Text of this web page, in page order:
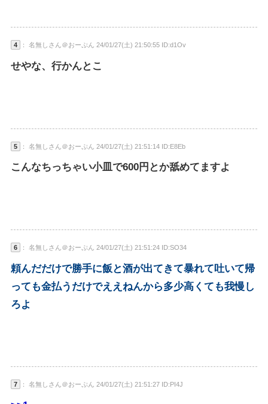
4 ： 名無しさん＠おーぷん 24/01/27(土) 21:50:55 ID:d1Ov
せやな、行かんとこ
5 ： 名無しさん＠おーぷん 24/01/27(土) 21:51:14 ID:E8Eb
こんなちっちゃい小皿で600円とか舐めてますよ
6 ： 名無しさん＠おーぷん 24/01/27(土) 21:51:24 ID:SO34
頼んだだけで勝手に飯と酒が出てきて暴れて吐いて帰
っても金払うだけでええねんから多少高くても我慢し
ろよ
7 ： 名無しさん＠おーぷん 24/01/27(土) 21:51:27 ID:PI4J